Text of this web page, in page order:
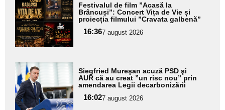
aici textul
pentru
subtitlu
Festivalul de film ”Acasă la
Brâncuși”: Concert Vița de Vie și
proiecția filmului ”Cravata galbenă”
16:367 august 2026
Adaugă
aici textul
pentru
subtitlu
Siegfried Mureşan acuză PSD şi
AUR că au creat ”un risc nou” prin
amendarea Legii decarbonizării
16:027 august 2026